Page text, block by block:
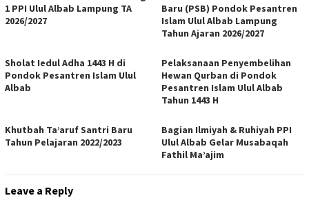
1 PPI Ulul Albab Lampung TA
2026/2027
Baru (PSB) Pondok Pesantren
Islam Ulul Albab Lampung
Tahun Ajaran 2026/2027
Sholat Iedul Adha 1443 H di
Pondok Pesantren Islam Ulul
Albab
Pelaksanaan Penyembelihan
Hewan Qurban di Pondok
Pesantren Islam Ulul Albab
Tahun 1443 H
Khutbah Ta’aruf Santri Baru
Tahun Pelajaran 2022/2023
Bagian Ilmiyah & Ruhiyah PPI
Ulul Albab Gelar Musabaqah
Fathil Ma’ajim
Leave a Reply